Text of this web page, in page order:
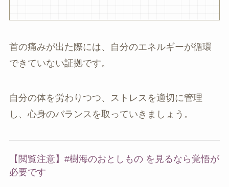
首の痛みが出た際には、自分のエネルギーが循環
できていない証拠です。
自分の体を労わりつつ、ストレスを適切に管理
し、心身のバランスを取っていきましょう。
【閲覧注意】#樹海のおとしもの を見るなら覚悟が
必要です